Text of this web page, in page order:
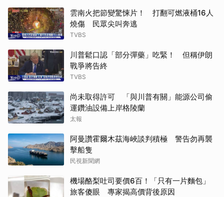
雲南火把節變驚悚片！ 打翻可燃液桶16人
燒傷 民眾尖叫奔逃
TVBS
川普鬆口認「部分彈藥」吃緊！ 但稱伊朗
戰爭將告終
TVBS
尚未取得許可 「與川普有關」能源公司偷
運鑽油設備上岸格陵蘭
太報
阿曼讚霍爾木茲海峽談判積極 警告勿再襲
擊船隻
民視新聞網
機場酪梨吐司要價6百！「只有一片麵包」
旅客傻眼 專家揭高價背後原因